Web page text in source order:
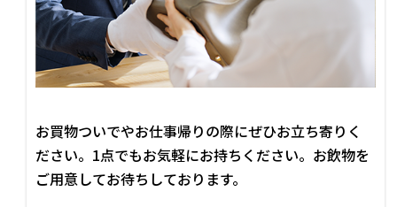
お買物ついでやお仕事帰りの際にぜひお立ち寄りく
ださい。1点でもお気軽にお持ちください。お飲物を
ご用意してお待ちしております。